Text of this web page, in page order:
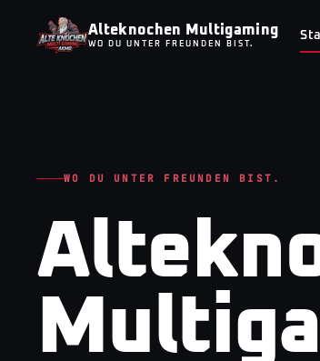
Alteknochen Multigaming
WO DU UNTER FREUNDEN BIST.
WO DU UNTER FREUNDEN BIST.